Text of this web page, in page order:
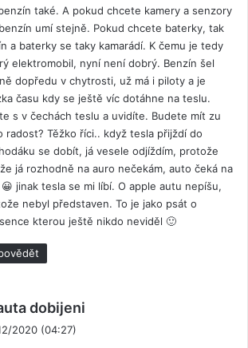
také. A pokud chcete kamery a senzory
umí stejně. Pokud chcete baterky, tak
a baterky se taky kamarádí. K čemu je tedy
elektromobil, nyní není dobrý. Benzín šel
dopředu v chytrosti, už má i piloty a je
času kdy se ještě víc dotáhne na teslu.
s v čechách teslu a uvidíte. Budete mít zu
radost? Těžko říci.. když tesla přijždí do
se dobít, já vesele odjíždím, protože
já rozhodně na auro nečekám, auto čeká na
😀 jinak tesla se mi líbí. O apple autu nepíšu,
nebyl představen. To je jako psát o
kterou ještě nikdo neviděl 🙂
dobijeni
2020 (04:27)